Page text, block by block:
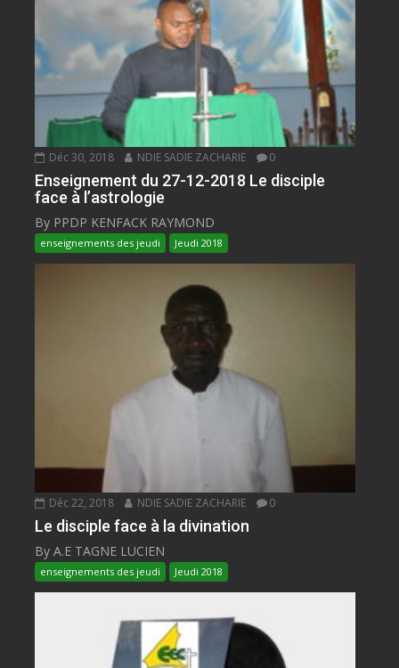
Déc 30, 2018 NDIE SADIE ZACHARIE 0
Enseignement du 27-12-2018 Le disciple
face à l’astrologie
By PPDP KENFACK RAYMOND
enseignements des jeudi Jeudi 2018
Déc 22, 2018 NDIE SADIE ZACHARIE 0
Le disciple face à la divination
By A.E TAGNE LUCIEN
enseignements des jeudi Jeudi 2018